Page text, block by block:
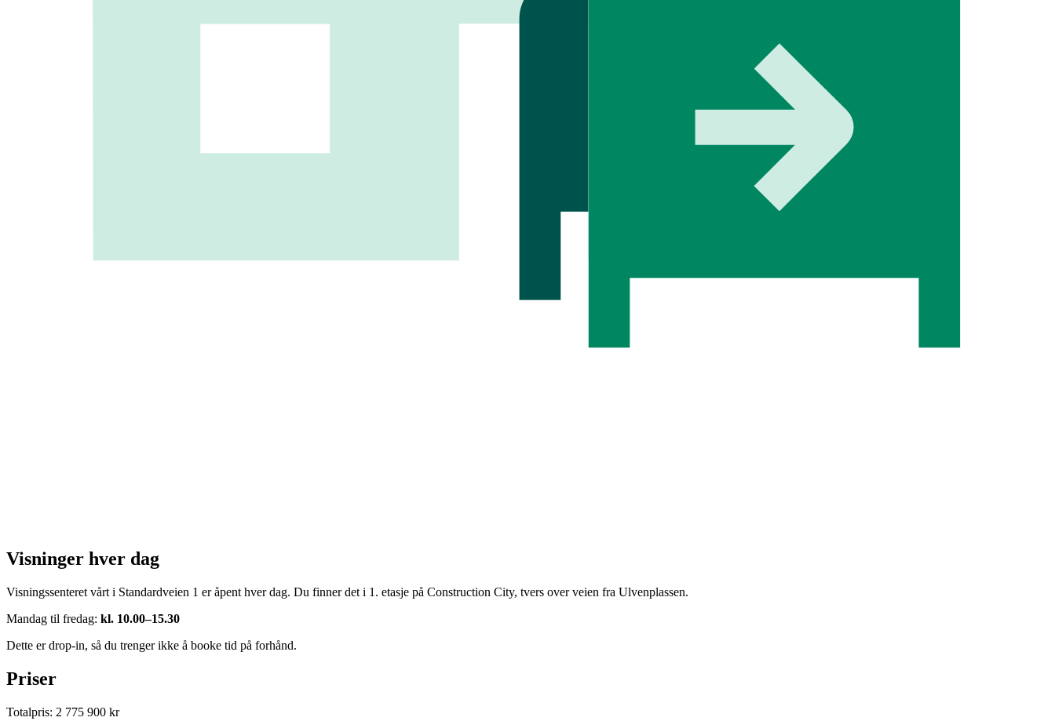
Visninger hver dag
Visningssenteret vårt i Standardveien 1 er åpent hver dag. Du finner det i 1. etasje på Construction City, tvers over veien fra Ulvenplassen.
Mandag til fredag: kl. 10.00–15.30
Dette er drop-in, så du trenger ikke å booke tid på forhånd.
Priser
Totalpris: 2 775 900 kr